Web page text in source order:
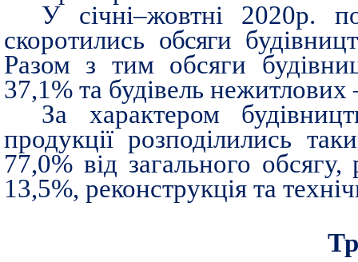
У січні–жовтні 2020р.
скоротились обсяги
Разом з тим обсяги
37,1% та будівель
За характером
продукції розподілились
77,0% від загального
13,5%, реконструкція та